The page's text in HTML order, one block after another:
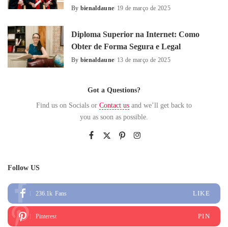
Posted
By bienaldaune 19 de março de 2025
Diploma Superior na Internet: Como
Obter de Forma Segura e Legal
Posted
By bienaldaune 13 de março de 2025
Got a Questions?
Find us on Socials or Contact us and we’ll get back to
you as soon as possible.
Follow US
236.1k Fans LIKE
Pinterest PIN